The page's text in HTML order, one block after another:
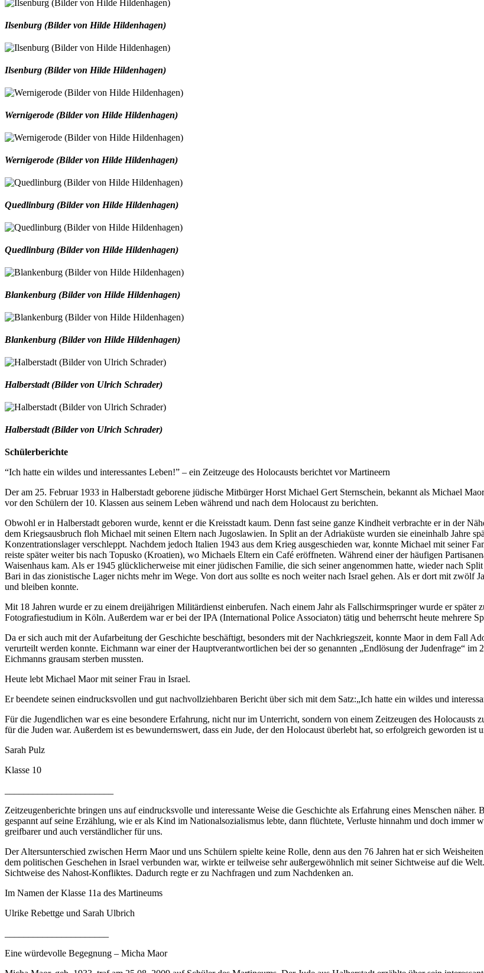
Ilsenburg (Bilder von Hilde Hildenhagen)
Ilsenburg (Bilder von Hilde Hildenhagen)
Wernigerode (Bilder von Hilde Hildenhagen)
Wernigerode (Bilder von Hilde Hildenhagen)
Quedlinburg (Bilder von Hilde Hildenhagen)
Quedlinburg (Bilder von Hilde Hildenhagen)
Blankenburg (Bilder von Hilde Hildenhagen)
Blankenburg (Bilder von Hilde Hildenhagen)
Halberstadt (Bilder von Ulrich Schrader)
Halberstadt (Bilder von Ulrich Schrader)
Schülerberichte
“Ich hatte ein wildes und interessantes Leben!” – ein Zeitzeuge des Holocausts berichtet vor Martineern
Der am 25. Februar 1933 in Halberstadt geborene jüdische Mitbürger Horst Michael Gert Sternschein, bekannt als Michael
vor den Schülern der 10. Klassen aus seinem Leben während und nach dem Holocaust zu berichten.
Obwohl er in Halberstadt geboren wurde, kennt er die Kreisstadt kaum. Denn fast seine ganze Kindheit verbrachte er in der
dem Kriegsausbruch floh Michael mit seinen Eltern nach Jugoslawien. In Split an der Adriaküste wurden sie eineinhalb Jahre
Konzentrationslager verschleppt. Nachdem jedoch Italien 1943 aus dem Krieg ausgeschieden war, konnte Michael mit seiner
reiste später weiter bis nach Topusko (Kroatien), wo Michaels Eltern ein Café eröffneten. Während einer der häufigen
Waisenhaus kam. Als er 1945 glücklicherweise mit einer jüdischen Familie, die sich seiner angenommen hatte, wieder nach
Bari in das zionistische Lager nichts mehr im Wege. Von dort aus sollte es noch weiter nach Israel gehen. Als er dort mit
und bleiben konnte.
Mit 18 Jahren wurde er zu einem dreijährigen Militärdienst einberufen. Nach einem Jahr als Fallschirmspringer wurde er
Fotografiestudium in Köln. Außerdem war er bei der IPA (International Police Associaton) tätig und beherrscht heute mehrere
Da er sich auch mit der Aufarbeitung der Geschichte beschäftigt, besonders mit der Nachkriegszeit, konnte Maor in dem Fall
verurteilt werden konnte. Eichmann war einer der Hauptverantwortlichen bei der so genannten „Endlösung der Judenfrage“
Eichmanns grausam sterben mussten.
Heute lebt Michael Maor mit seiner Frau in Israel.
Er beendete seinen eindrucksvollen und gut nachvollziehbaren Bericht über sich mit dem Satz:„Ich hatte ein wildes und
Für die Jugendlichen war es eine besondere Erfahrung, nicht nur im Unterricht, sondern von einem Zeitzeugen des
für die Juden war. Außerdem ist es bewundernswert, dass ein Jude, der den Holocaust überlebt hat, so erfolgreich geworden ist
Sarah Pulz
Klasse 10
Zeitzeugenberichte bringen uns auf eindrucksvolle und interessante Weise die Geschichte als Erfahrung eines Menschen
gespannt auf seine Erzählung, wie er als Kind im Nationalsozialismus lebte, dann flüchtete, Verluste hinnahm und doch
greifbarer und auch verständlicher für uns.
Der Altersunterschied zwischen Herrn Maor und uns Schülern spielte keine Rolle, denn aus den 76 Jahren hat er sich
dem politischen Geschehen in Israel verbunden war, wirkte er teilweise sehr außergewöhnlich mit seiner Sichtweise auf die
Sichtweise des Nahost-Konfliktes. Dadurch regte er zu Nachfragen und zum Nachdenken an.
Im Namen der Klasse 11a des Martineums
Ulrike Rebettge und Sarah Ulbrich
Eine würdevolle Begegnung – Micha Maor